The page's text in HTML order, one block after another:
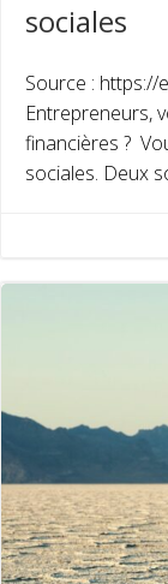
sociales
Source : https://
Entrepreneurs,
financières ?
sociales. Deux